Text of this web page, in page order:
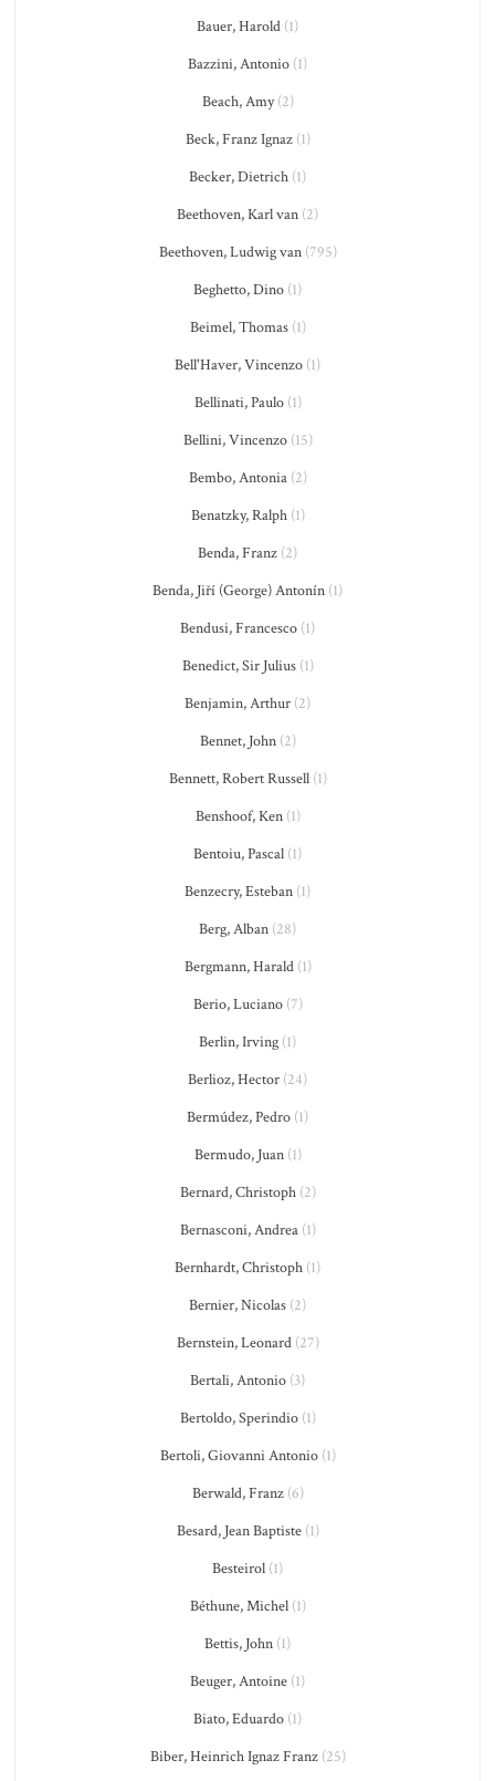
Bauer, Harold (1)
Bazzini, Antonio (1)
Beach, Amy(2)
Beck, Franz Ignaz(1)
Becker, Dietrich (1)
Beethoven, Karl van (2)
Beethoven, Ludwig van(795)
Beghetto, Dino (1)
Beimel, Thomas(1)
Bell'Haver, Vincenzo (1)
Bellinati, Paulo(1)
Bellini, Vincenzo(15)
Bembo, Antonia(2)
Benatzky, Ralph(1)
Benda, Franz (2)
Benda, Jiří (George) Antonín (1)
Bendusi, Francesco (1)
Benedict, Sir Julius(1)
Benjamin, Arthur (2)
Bennet, John(2)
Bennett, Robert Russell(1)
Benshoof, Ken(1)
Bentoiu, Pascal (1)
Benzecry, Esteban (1)
Berg, Alban (28)
Bergmann, Harald(1)
Berio, Luciano(7)
Berlin, Irving (1)
Berlioz, Hector (24)
Bermúdez, Pedro (1)
Bermudo, Juan(1)
Bernard, Christoph(2)
Bernasconi, Andrea(1)
Bernhardt, Christoph (1)
Bernier, Nicolas (2)
Bernstein, Leonard(27)
Bertali, Antonio (3)
Bertoldo, Sperindio(1)
Bertoli, Giovanni Antonio(1)
Berwald, Franz(6)
Besard, Jean Baptiste(1)
Besteirol (1)
Béthune, Michel(1)
Bettis, John (1)
Beuger, Antoine (1)
Biato, Eduardo (1)
Biber, Heinrich Ignaz Franz(25)